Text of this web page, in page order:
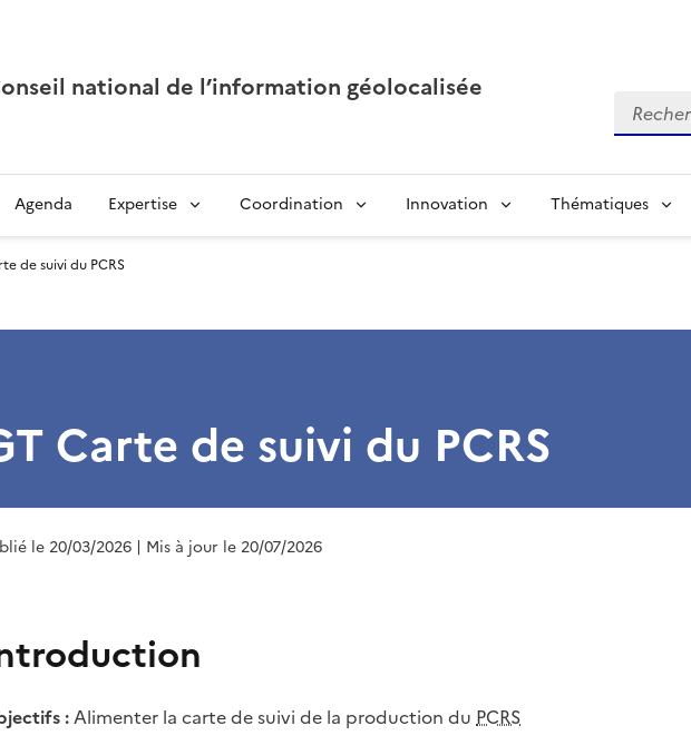
national de l’information géolocalisée Recherche
Agenda Expertise Coordination Innovation Thématiques
de suivi du PCRS
Carte de suivi du PCRS
le 20/03/2026 | Mis à jour le 20/07/2026
:Alimenter la carte de suivi de la production du PCRS